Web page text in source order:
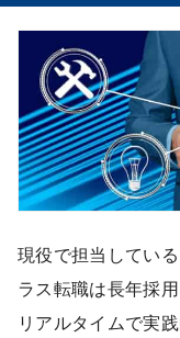
現役で担当している
ラス転職は長年採
リアルタイムで実